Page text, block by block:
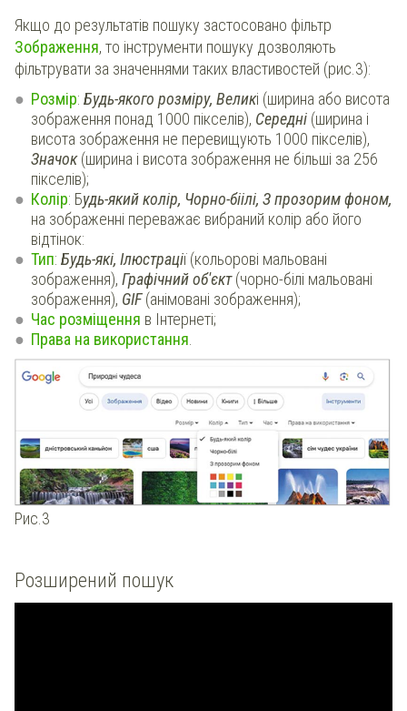
Якщо до результатів пошуку застосовано фільтр
Зображення, то інструменти пошуку дозволяють
фільтрувати за значеннями таких властивостей (рис.3):
Розмір: Будь-якого розміру, Великі (ширина або висота
зображення понад 1000 пікселів), Середні (ширина і
висота зображення не перевищують 1000 пікселів),
Значок(ширина і висота зображення не більші за 256
пікселів);
Колір: Будь-який колір, Чорно-біілі, З прозорим фоном,
на зображенні переважає вибраний колір або його
відтінок:
Тип: Будь-які, Ілюстрації (кольорові мальовані
зображення), Графічний об'єкт(чорно-білі мальовані
зображення), GIF(анімовані зображення);
Час розміщення в Інтернеті;
Права на використання
Рис.3
Розширений пошук